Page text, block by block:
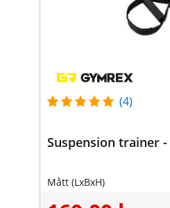
(4)
Suspension trainer
Mått (LxBxH)